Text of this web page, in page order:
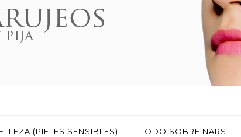
(PIELES SENSIBLES) TODO SOBRE NARS